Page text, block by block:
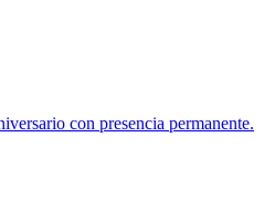
con presencia permanente.